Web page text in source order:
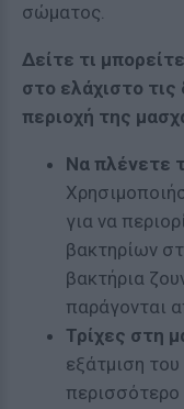
σώματος.
Δείτε τι
στο ελάχιστο
περιοχή της
Να πλένετε
για να
βακτηρίων
βακτήρια
παράγονται
Τρίχες στη
εξάτμιση
περισσότερο